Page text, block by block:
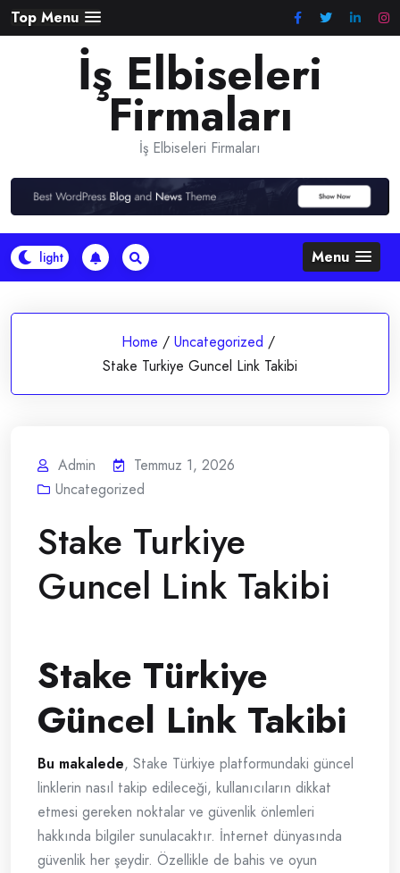
Skip
to
Top Menu
İş Elbiseleri
Firmaları
İş Elbiseleri Firmaları
Menu
Home / Uncategorized /
Stake Turkiye Guncel Link Takibi
Admin
Temmuz 1, 2026
Uncategorized
Stake Turkiye
Guncel Link Takibi
Stake Türkiye
Güncel Link Takibi
Bu makalede, Stake Türkiye platformundaki güncel
linklerin nasıl takip edileceği, kullanıcıların dikkat
etmesi gereken noktalar ve güvenlik önlemleri
hakkında bilgiler sunulacaktır. İnternet dünyasında
güvenlik her şeydir. Özellikle de bahis ve oyun